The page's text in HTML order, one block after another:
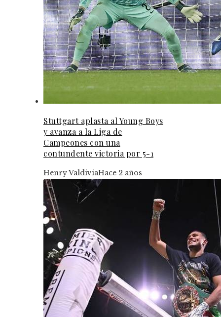
Stuttgart aplasta al Young Boys
y avanza a la Liga de
Campeones con una
contundente victoria por 5-1
Henry ValdiviaHace 2 años